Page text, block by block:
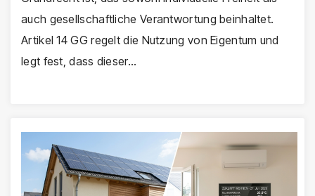
auch gesellschaftliche Verantwortung beinhaltet.
Artikel 14 GG regelt die Nutzung von Eigentum und
legt fest, dass dieser…